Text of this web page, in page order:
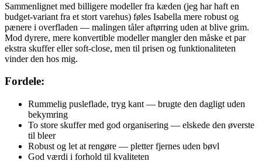
Sammenlignet med billigere modeller fra kæden (jeg har haft en
budget-variant fra et stort varehus) føles Isabella mere robust og
pænere i overfladen — malingen tåler aftørring uden at blive grim.
Mod dyrere, mere konvertible modeller mangler den måske et par
ekstra skuffer eller soft-close, men til prisen og funktionaliteten
vinder den hos mig.
Fordele:
Rummelig pusleflade, tryg kant — brugte den dagligt uden
bekymring
To store skuffer med god organisering — elskede den øverste
til bleer
Robust og let at rengøre — pletter fjernes uden bøvl
God værdi i forhold til kvaliteten